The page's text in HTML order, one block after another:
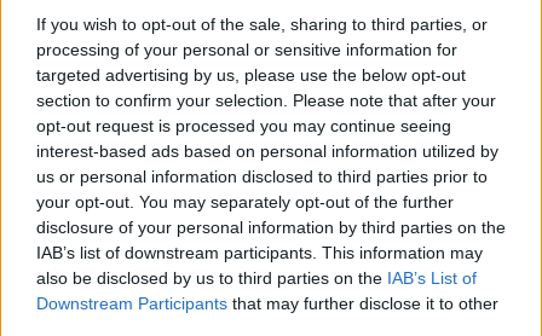
If you wish to opt-out of the sale, sharing to third parties, or
processing of your personal or sensitive information for
targeted advertising by us, please use the below opt-out
section to confirm your selection. Please note that after your
opt-out request is processed you may continue seeing
interest-based ads based on personal information utilized by
us or personal information disclosed to third parties prior to
your opt-out. You may separately opt-out of the further
disclosure of your personal information by third parties on the
IAB’s list of downstream participants. This information may
also be disclosed by us to third parties on the IAB’s List of
Downstream Participants that may further disclose it to other